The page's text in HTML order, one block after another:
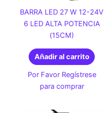
BARRA LED 27 W 12-24V
6 LED ALTA POTENCIA
(15CM)
Añadir al carrito
Por Favor Regístrese
para comprar